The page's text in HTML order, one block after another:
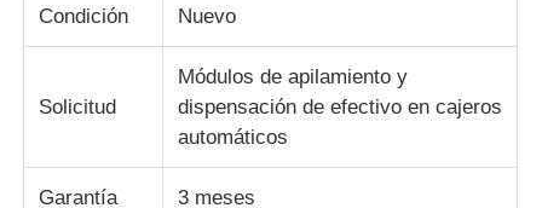
Componentes de cajeros automáticos de Hitachi
Piezas del cajero automático de GRG
Condición Nuevo
Solicitud
Módulos de apilamiento y
dispensación de efectivo en cajeros
automáticos
Garantía 3 meses